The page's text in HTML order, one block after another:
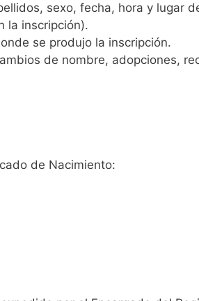
sexo, fecha, hora y lugar
la inscripción).
se produjo la inscripción.
de nombre, adopciones,
de Nacimiento: